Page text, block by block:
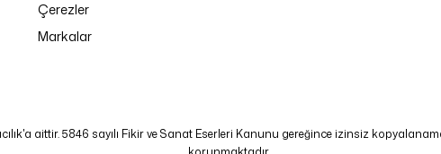
Çerezler
Markalar
aittir. 5846 sayılı Fikir ve Sanat Eserleri Kanunu gereğince izinsiz